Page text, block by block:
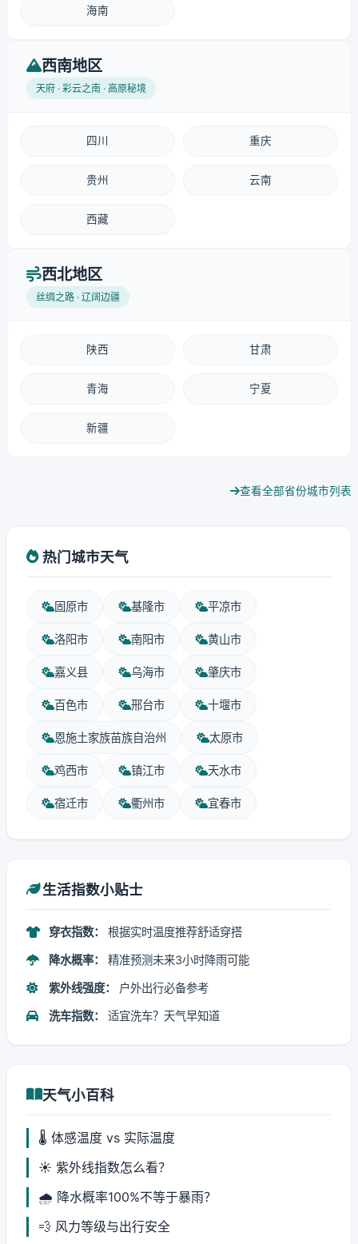
海南
西南地区
天府 · 彩云之南 · 高原秘境
四川 重庆
贵州 云南
西藏
西北地区
丝绸之路 · 辽阔边疆
陕西 甘肃
青海 宁夏
新疆
查看全部省份城市列表
热门城市天气
固原市 基隆市 平凉市
洛阳市 南阳市 黄山市
嘉义县 乌海市 肇庆市
百色市 邢台市 十堰市
恩施土家族苗族自治州 太原市
鸡西市 镇江市 天水市
宿迁市 衢州市 宜春市
生活指数小贴士
穿衣指数： 根据实时温度推荐舒适穿搭
降水概率： 精准预测未来3小时降雨可能
紫外线强度： 户外出行必备参考
洗车指数： 适宜洗车？天气早知道
天气小百科
🌡️ 体感温度 vs 实际温度
☀️ 紫外线指数怎么看？
🌧️ 降水概率100%不等于暴雨？
💨 风力等级与出行安全